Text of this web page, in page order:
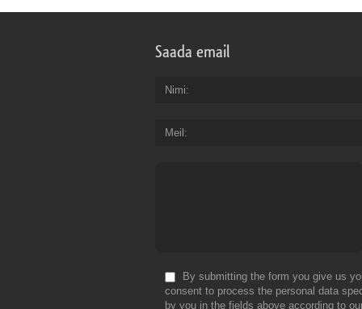
Saada email
Nimi
Meil
By submitting the form you give us
consent to process the personal data
by you in the fields above according to